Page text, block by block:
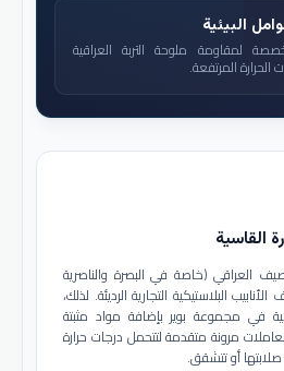
البيئية
لمقاومة ملوحة التربة العراقية
الحرارة المرتفعة.
القاسية
العراقي (خاصة في البصرة والناصرية
البلاستيكية التجارية الرديئة. لذلك،
في مجموعة بوير بإضافة مواد مثبتة
مرونة متقدمة لتتحمل درجات حرارة
صلابتها أو تتشقق.